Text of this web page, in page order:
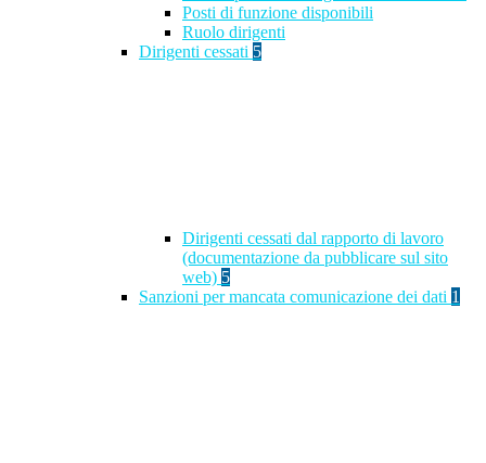
Posti di funzione disponibili
Ruolo dirigenti
Dirigenti cessati 5
Dirigenti cessati dal rapporto di lavoro
(documentazione da pubblicare sul sito
web) 5
Sanzioni per mancata comunicazione dei dati 1